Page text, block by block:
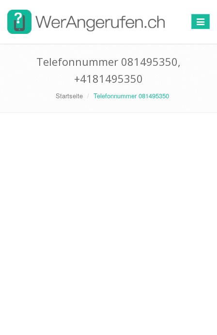
Toggle
Telefonnummer 081495350,
+4181495350
Startseite Telefonnummer 081495350